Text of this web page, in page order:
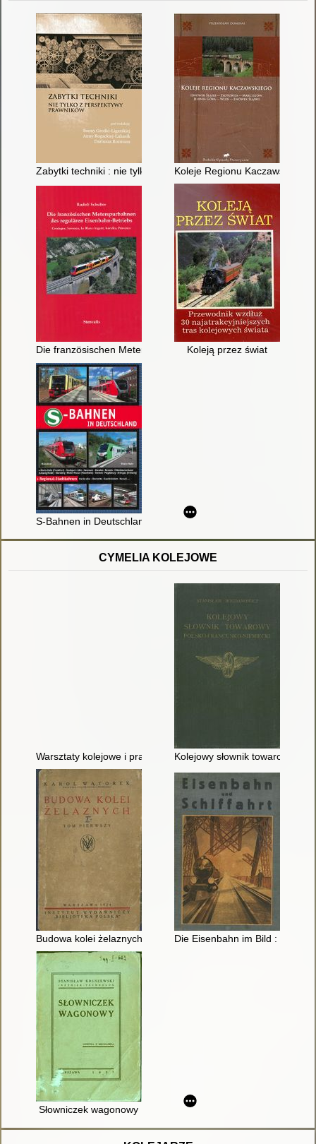
Zabytki techniki : nie tylko z perspektywy prawników
Koleje Regionu Kaczawskiego
Die französischen Meterspurbahnen des regulären
Koleją przez świat
S-Bahnen in Deutschland : Regional-Stadttbahnen / Schwandl
CYMELIA KOLEJOWE
Warsztaty kolejowe i praktyka warsztatowaKolejowy słownik towarowy
Budowa kolei żelaznych. T. 1 Die Eisenbahn im Bild : Eine
Słowniczek wagonowy